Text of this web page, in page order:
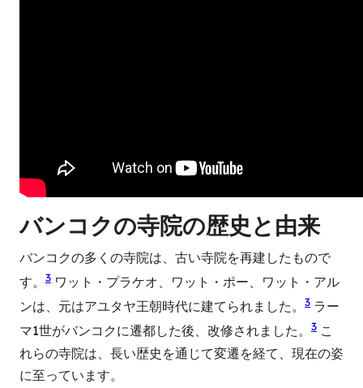
バンコクの寺院の歴史と由来
バンコクの多くの寺院は、古い寺院を再建したもので
す。
3 ワット・プラケオ、ワット・ポー、ワット・アル
ンは、元はアユタヤ王朝時代に建てられました。
3 ラー
マ1世がバンコクに遷都した後、改修されました。
3 こ
れらの寺院は、長い歴史を通じて変遷を経て、現在の姿
に至っています。